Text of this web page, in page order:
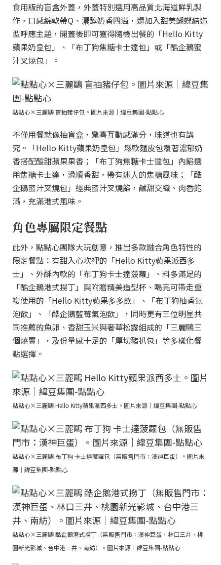
食用版的盲盒外蓋，外蓋特別選用高品質北海道鮮乳製
作，口感綿軟帶Q、濃醇奶香四溢，還加入甜美蝴蝶結造
型呼應主題，開蓋後即可獲得隨機出餐的「Hello Kitty
蘋果奶皇包」、「布丁狗焦糖卡士達包」或「酷企鵝蜜
汁叉燒包」。
點點心×三麗鷗 盲抽豬仔包。圖片來源｜緯豆集團-點點心
不僅用餐就像抽盲盒，驚喜互動感滿分，味道也有講
究。「Hello Kitty蘋果奶皇包」鬆軟麵皮包覆著濃郁奶
香搭配酸甜蘋果果香；「布丁狗焦糖卡士達包」內餡選
用焦糖卡士達，滑順香甜，帶有迷人的焦糖風味；「酷
企鵝蜜汁叉燒包」經典蜜汁叉燒餡，鹹甜交織、肉香飽
滿，充滿港式風味。
角色專屬限定餐點
此外，點點心團隊大玩創意，推出多款融合角色特性的
限定餐點：有甜入心坎裡的「Hello Kitty蘋果派西多
士」、外酥內軟的「布丁狗卡士達菠蘿」、料多滿足的
「酷企鵝港式撈丁」與附贈精美造型杯、喝完可帶走重
複使用的「Hello Kitty蘋果多多飲」、「布丁狗柚香氣
泡飲」、「酷企鵝藍莓氣泡飲」，同時更有三位明星共
同推薦的魚卵、香甜玉米與奢華松露組成的「三麗鷗三
個燒賣」，及份量感十足的「厚切豬扒包」等多樣化餐
點選擇。
點點心×三麗鷗 Hello Kitty蘋果派西多士。圖片來源｜緯豆集團-點點心
點點心×三麗鷗 布丁狗 卡士達菠蘿包（無販售門市：漢神巨蛋）。圖片來
源｜緯豆集團-點點心
點點心×三麗鷗 酷企鵝港式撈丁（無販售門市：漢神巨蛋、林口三井、桃
園新光影城、台中港三井、南紡）。圖片來源｜緯豆集團-點點心